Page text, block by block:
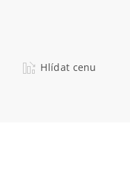
Hlídat cenu